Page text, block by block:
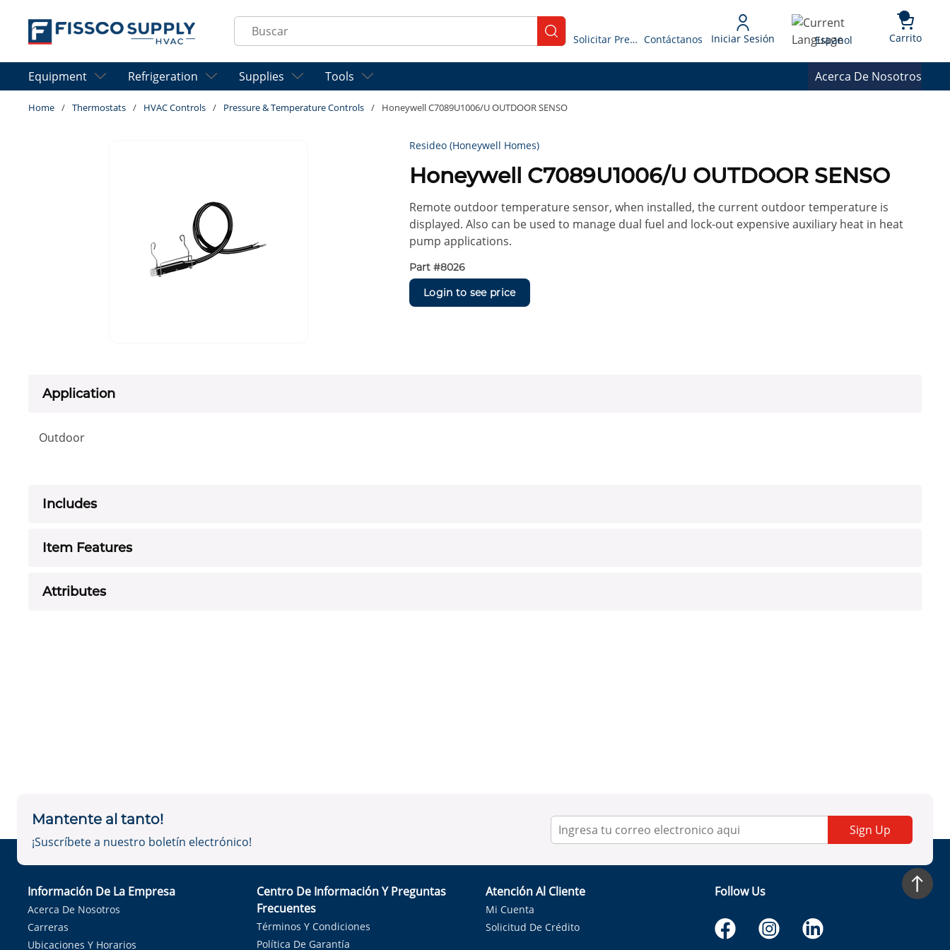
Skip to main content
Site Search
submit search
Solicitar Presupuesto Contáctanos Iniciar Sesión Language
Espanol Carrito{0}
Equipment Refrigeration Supplies Tools Acerca De Nosotros
Home / Thermostats / HVAC Controls / Pressure & Temperature Controls / Honeywell C7089U1006/U OUTDOOR SENSO
Resideo (Honeywell Homes)
Honeywell C7089U1006/U OUTDOOR SENSO
Remote outdoor temperature sensor, when installed, the current outdoor temperature is
displayed. Also can be used to manage dual fuel and lock-out expensive auxiliary heat in heat
pump applications.
Part #8026
Login to see price
Application
Outdoor
Includes
Item Features
Attributes
Mantente al tanto!
¡Suscríbete a nuestro boletín electrónico!
Sign Up
Información De La Empresa
Acerca De Nosotros
Carreras
Ubicaciones Y Horarios
Centro De Información Y Preguntas
Frecuentes
Términos Y Condiciones
Política De Garantía
Atención Al Cliente
Mi Cuenta
Solicitud De Crédito
Follow Us